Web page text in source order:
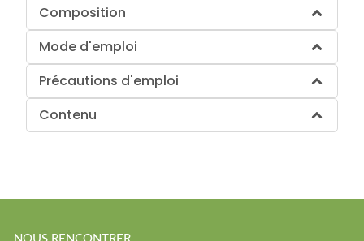
Composition
Mode d'emploi
Précautions d'emploi
Contenu